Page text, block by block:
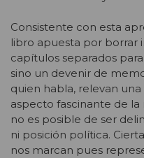
Consistente con esta
libro apuesta por borrar
capítulos separados
sino un devenir de
quien habla, relevan
aspecto fascinante de
no es posible de ser
ni posición política.
nos marcan pues